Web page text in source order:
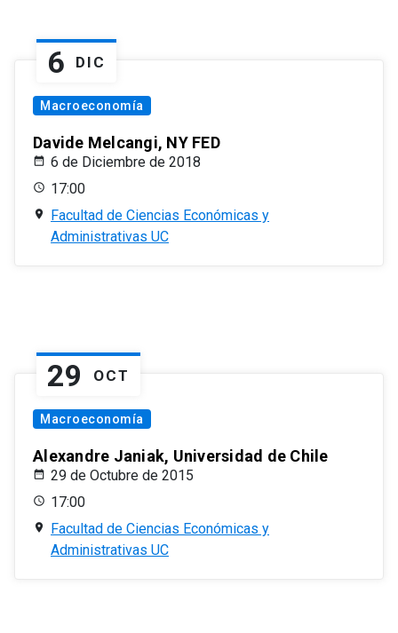
6 DIC
Macroeconomía
Davide Melcangi, NY FED
6 de Diciembre de 2018
17:00
Facultad de Ciencias Económicas y
Administrativas UC
29 OCT
Macroeconomía
Alexandre Janiak, Universidad de Chile
29 de Octubre de 2015
17:00
Facultad de Ciencias Económicas y
Administrativas UC